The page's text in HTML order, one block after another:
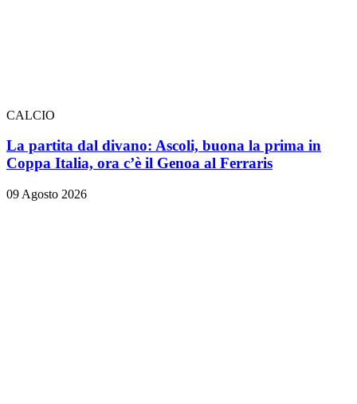
CALCIO
La partita dal divano: Ascoli, buona la prima in
Coppa Italia, ora c’è il Genoa al Ferraris
09 Agosto 2026